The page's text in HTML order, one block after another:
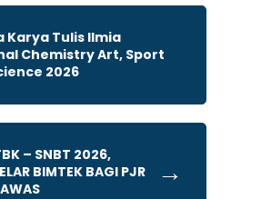
Karya Tulis Ilmia
Chemistry Art, Sport
2026
– SNBT 2026,
BIMTEK BAGI PJR
→